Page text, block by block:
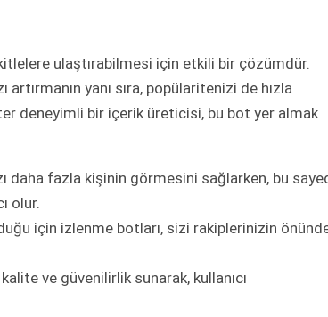
ulaştırabilmesi için etkili bir çözümdür.
artırmanın yanı sıra, popülaritenizi de hızla
deneyimli bir içerik üreticisi, bu bot yer almak
daha fazla kişinin görmesini sağlarken, bu
olur.
için izlenme botları, sizi rakiplerinizin
ve güvenilirlik sunarak, kullanıcı